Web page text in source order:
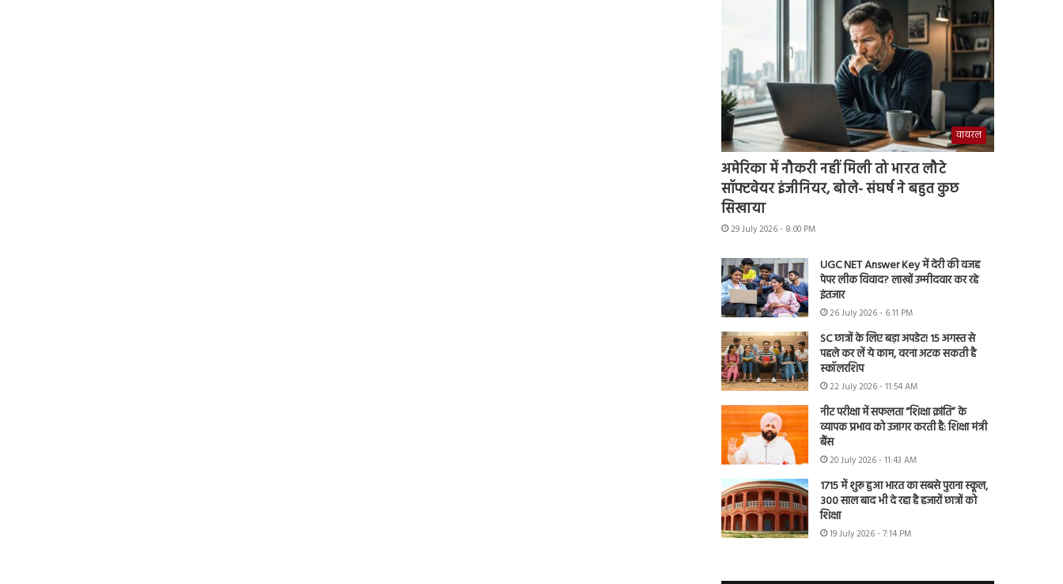
वायरल
अमेरिका में नौकरी नहीं मिली तो भारत लौटे
सॉफ्टवेयर इंजीनियर, बोले- संघर्ष ने बहुत कुछ
सिखाया
29 July 2026 - 8:00 PM
UGC NET Answer Key में देरी की वजह
पेपर लीक विवाद? लाखों उम्मीदवार कर रहे
इंतजार
26 July 2026 - 6:11 PM
SC छात्रों के लिए बड़ा अपडेट! 15 अगस्त से
पहले कर लें ये काम, वरना अटक सकती है
स्कॉलरशिप
22 July 2026 - 11:54 AM
नीट परीक्षा में सफलता “शिक्षा क्रांति” के
व्यापक प्रभाव को उजागर करती है: शिक्षा मंत्री
बैंस
20 July 2026 - 11:43 AM
1715 में शुरू हुआ भारत का सबसे पुराना स्कूल,
300 साल बाद भी दे रहा है हजारों छात्रों को
शिक्षा
19 July 2026 - 7:14 PM